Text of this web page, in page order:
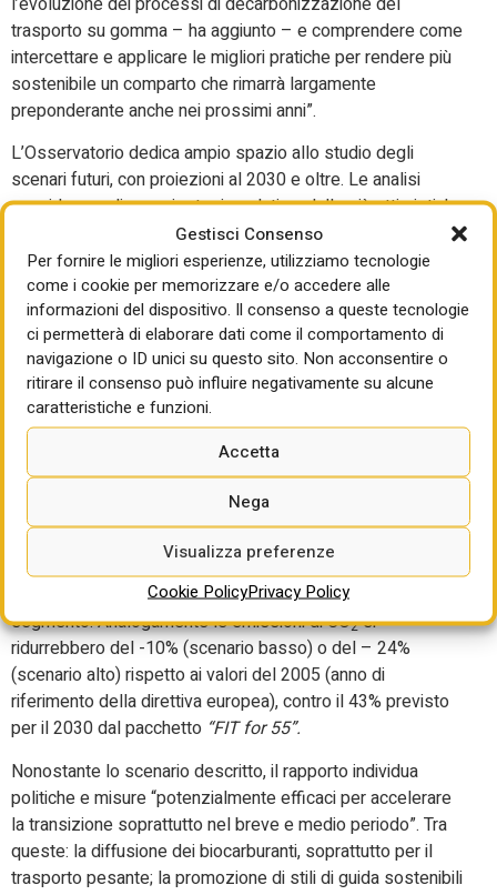
Gestisci Consenso
Per fornire le migliori esperienze, utilizziamo tecnologie
come i cookie per memorizzare e/o accedere alle
informazioni del dispositivo. Il consenso a queste tecnologie
ci permetterà di elaborare dati come il comportamento di
navigazione o ID unici su questo sito. Non acconsentire o
ritirare il consenso può influire negativamente su alcune
caratteristiche e funzioni.
Accetta
Nega
Visualizza preferenze
Cookie PolicyPrivacy Policy
trasporto su gomma – ha aggiunto – e comprendere come
intercettare e applicare le migliori pratiche per rendere più
sostenibile un comparto che rimarrà largamente
preponderante anche nei prossimi anni”.
L’Osservatorio dedica ampio spazio allo studio degli
scenari futuri, con proiezioni al 2030 e oltre. Le analisi
considerano diverse ipotesi evolutive, dalle più ottimistiche
alle più pessimistiche, per riflettere l’incertezza che
caratterizza la transizione energetica e tecnologica del
settore, oltre all’andamento della economia e agli effetti
delle politiche di decarbonizzazione in corso. Il quadro che
emerge è chiaro: con le politiche attuali, l’Italia non riuscirà
a raggiungere i target fissati dal pacchetto europeo“FIT
for 55”.
Negli scenari più favorevoli, la riduzione del traffico
stradale rispetto al 2024 si attesterebbe attorno al 6%. In
quelli meno favorevoli, si registrerebbe un aumento del
7%. In entrambi i casi, il peso emissivo del trasporto merci
– in particolare dei mezzi pesanti – tende ad aumentare,
poiché le tecnologie alternative come l’elettrico e
l’idrogeno stanno appena muovendo i primi passi in questo
segmento. Analogamente le emissioni di CO2si
ridurrebbero del -10% (scenario basso) o del – 24%
(scenario alto) rispetto ai valori del 2005 (anno di
riferimento della direttiva europea), contro il 43% previsto
per il 2030 dal pacchetto “FIT for 55”.
Nonostante lo scenario descritto, il rapporto individua
politiche e misure “potenzialmente efficaci per accelerare
la transizione soprattutto nel breve e medio periodo”. Tra
queste: la diffusione dei biocarburanti, soprattutto per il
trasporto pesante; la promozione di stili di guida sostenibili